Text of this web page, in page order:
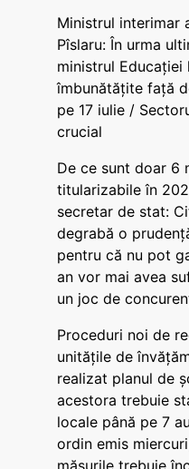
Ministrul interimar
Pîslaru: În urma
ministrul Educației
îmbunătățite față
pe 17 iulie /
crucial
De ce sunt doar 6
titularizabile în
secretar de stat:
degrabă o
pentru că nu pot
an vor mai avea
un joc de
Proceduri noi de
unitățile de
realizat planul de
acestora trebuie
locale până pe 7
ordin emis
măsurile trebuie